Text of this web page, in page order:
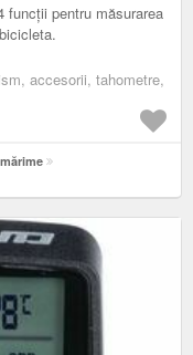
funcții pentru măsurarea
accesorii, tahometre,